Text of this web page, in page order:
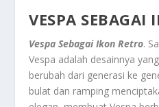
VESPA SEBAGAI
Vespa Sebagai Ikon Retro.
Vespa adalah desainnya
berubah dari generasi ke
bulat dan ramping